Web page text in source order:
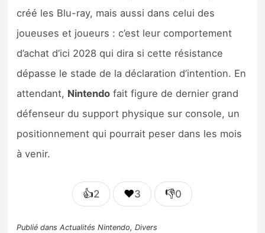
créé les Blu-ray, mais aussi dans celui des
joueuses et joueurs : c’est leur comportement
d’achat d’ici 2028 qui dira si cette résistance
dépasse le stade de la déclaration d’intention. En
attendant, Nintendo fait figure de dernier grand
défenseur du support physique sur console, un
positionnement qui pourrait peser dans les mois
à venir.
👍2 ❤️3 👎0
Publié dansActualités Nintendo,Divers